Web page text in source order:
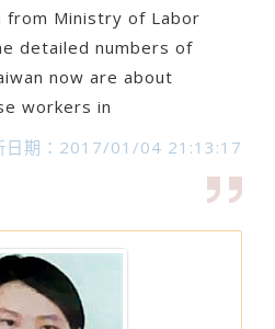
from Ministry of Labor
detailed numbers of
now are about
workers in
日期：2017/01/04 21:13:17